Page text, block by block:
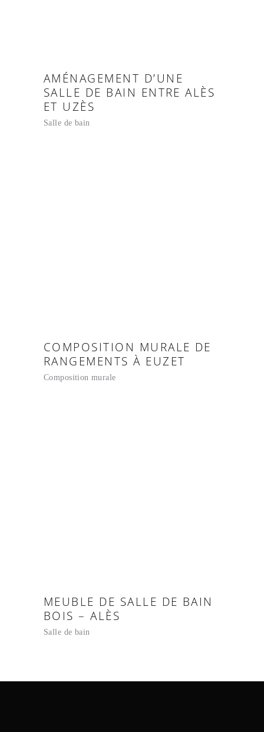
AMÉNAGEMENT D’UNE
SALLE DE BAIN ENTRE ALÈS
ET UZÈS
Salle de bain
COMPOSITION MURALE DE
RANGEMENTS À EUZET
Composition murale
MEUBLE DE SALLE DE BAIN
BOIS – ALÈS
Salle de bain